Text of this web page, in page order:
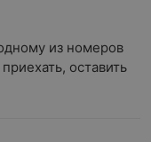
из номеров
оставить